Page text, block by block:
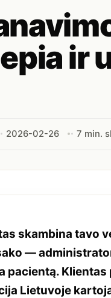
ir
2026-02-26 7 min.
skambina tavo
—
pacientą.
Lietuvoje